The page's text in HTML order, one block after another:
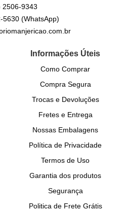
2506-9343
5630(WhatsApp)
Informações Úteis
Como Comprar
Compra Segura
Trocas e Devoluções
Fretes e Entrega
Nossas Embalagens
Política de Privacidade
Termos de Uso
Garantia dos produtos
Segurança
Politica de Frete Grátis